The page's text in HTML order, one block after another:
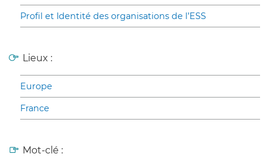
Profil et Identité des organisations de l’ESS
Lieux :
Europe
France
Mot-clé :